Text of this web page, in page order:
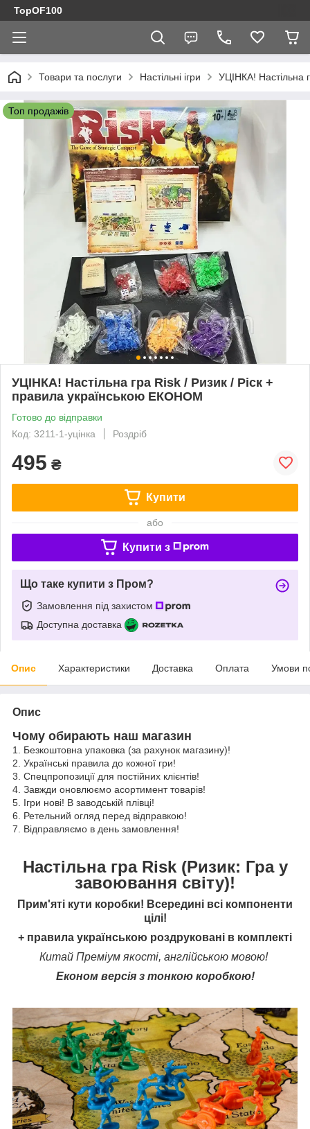
TopOF100
Товари та послуги Настільні ігри УЦІНКА! Настільна
Топ продажів
УЦІНКА! Настільна гра Risk / Ризик / Ріск +
правила українською ЕКОНОМ
Готово до відправки
Код: 3211-1-уцінка
Роздріб
495 ₴
Купити
або
Купити з
Що таке купити з Пром?
Замовлення під захистом
Доступна доставка
Опис Характеристики Доставка Оплата Умови
Опис
Чому обирають наш магазин
1. Безкоштовна упаковка (за рахунок магазину)!
2. Українські правила до кожної гри!
3. Спецпропозиції для постійних клієнтів!
4. Завжди оновлюємо асортимент товарів!
5. Ігри нові! В заводській плівці!
6. Ретельний огляд перед відправкою!
7. Відправляємо в день замовлення!
Настільна гра Risk (Ризик: Гра у
завоювання світу)!
Прим'яті кути коробки! Всередині всі компоненти
цілі!
+ правила українською роздруковані в комплекті
Китай Преміум якості, англійською мовою!
Економ версія з тонкою коробкою!